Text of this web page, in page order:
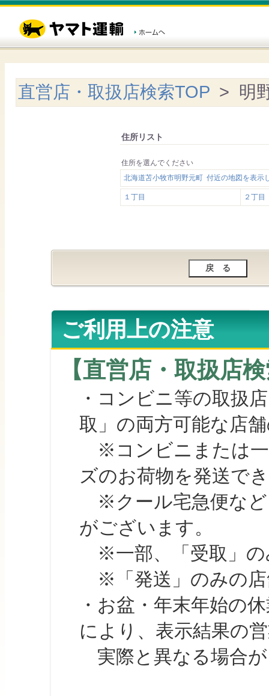
直営店・取扱店検索TOP > 明
住所リスト
住所を選んでください
北海道苫小牧市明野元町 付近の地図を表示
１丁目 ２丁目
ご利用上の注意
【直営店・取扱店
・コンビニ等の取扱
取」の両方可能な店
※コンビニまたは一
ズのお荷物を発送で
※クール宅急便など
がございます。
※一部、「受取」の
※「発送」のみの店
・お盆・年末年始の
により、表示結果の
実際と異なる場合が